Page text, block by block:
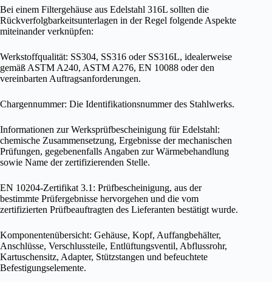
Bei einem Filtergehäuse aus Edelstahl 316L sollten die
Rückverfolgbarkeitsunterlagen in der Regel folgende Aspekte
miteinander verknüpfen:
Werkstoffqualität: SS304, SS316 oder SS316L, idealerweise
gemäß ASTM A240, ASTM A276, EN 10088 oder den
vereinbarten Auftragsanforderungen.
Chargennummer: Die Identifikationsnummer des Stahlwerks.
Informationen zur Werksprüfbescheinigung für Edelstahl:
chemische Zusammensetzung, Ergebnisse der mechanischen
Prüfungen, gegebenenfalls Angaben zur Wärmebehandlung
sowie Name der zertifizierenden Stelle.
EN 10204-Zertifikat 3.1: Prüfbescheinigung, aus der
bestimmte Prüfergebnisse hervorgehen und die vom
zertifizierten Prüfbeauftragten des Lieferanten bestätigt wurde.
Komponentenübersicht: Gehäuse, Kopf, Auffangbehälter,
Anschlüsse, Verschlussteile, Entlüftungsventil, Abflussrohr,
Kartuschensitz, Adapter, Stützstangen und befeuchtete
Befestigungselemente.